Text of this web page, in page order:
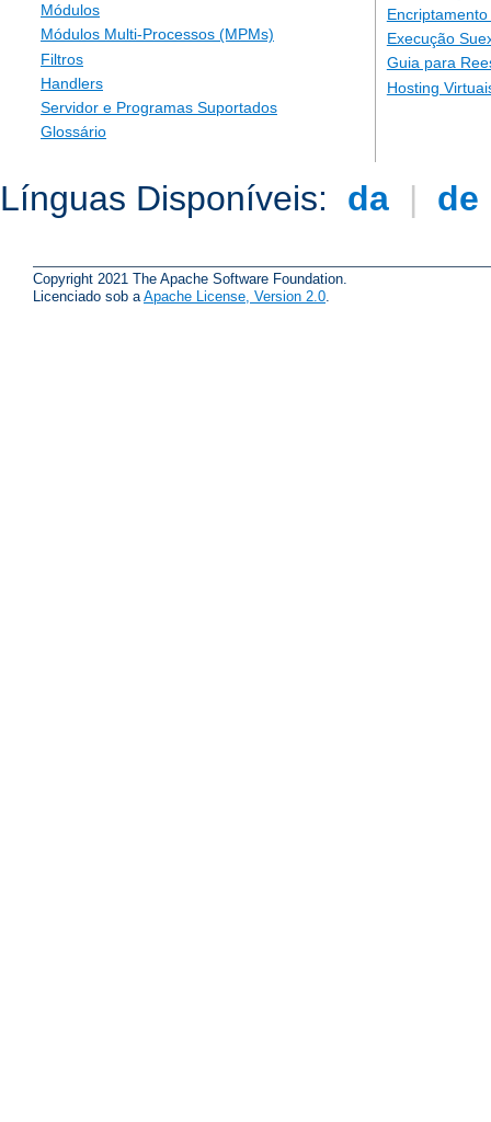
Módulos
Módulos Multi-Processos (MPMs)
Filtros
Handlers
Servidor e Programas Suportados
Glossário
Execução
Guia para
Hosting
Línguas Disponíveis: da | de
Copyright 2021 The Apache Software Foundation.
Licenciado sob a Apache License, Version 2.0